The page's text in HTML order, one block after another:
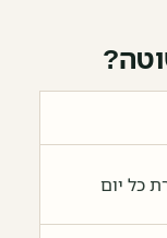
כל יום